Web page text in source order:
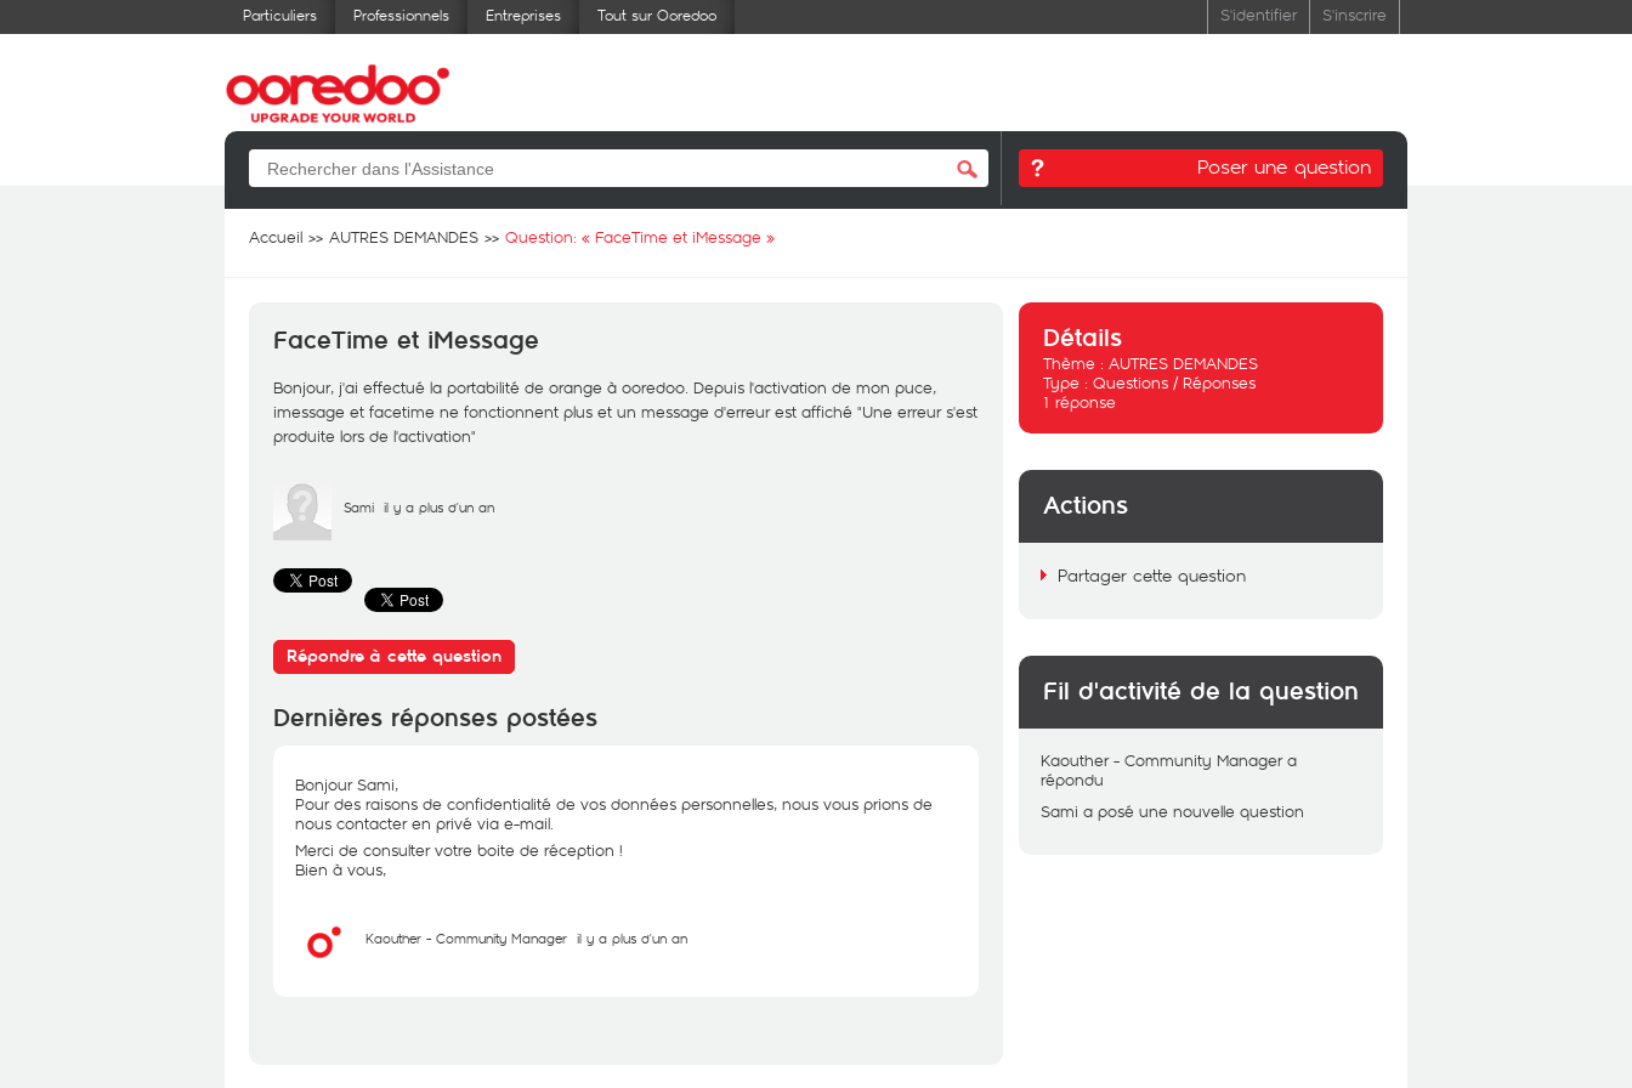
Particuliers Professionnels Entreprises Tout sur Ooredoo S'identifier S'inscrire
Poser une question
Accueil AUTRES DEMANDES Question: « FaceTime et iMessage »
FaceTime et iMessage
Bonjour, j'ai effectué la portabilité de orange à ooredoo. Depuis l'activation de mon puce,
imessage et facetime ne fonctionnent plus et un message d'erreur est affiché "Une erreur s'est
produite lors de l'activation"
Sami il y a plus d'un an
Répondre à cette question
Dernières réponses postées
Bonjour Sami,
Pour des raisons de confidentialité de vos données personnelles, nous vous prions de
nous contacter en privé via e-mail.
Merci de consulter votre boite de réception !
Bien à vous,
Kaouther - Community Manager il y a plus d'un an
Détails
Thème : AUTRES DEMANDES
Type : Questions / Réponses
1 réponse
Actions
Partager cette question
Fil d'activité de la question
Kaouther - Community Manager a
répondu
Sami a posé une nouvelle question